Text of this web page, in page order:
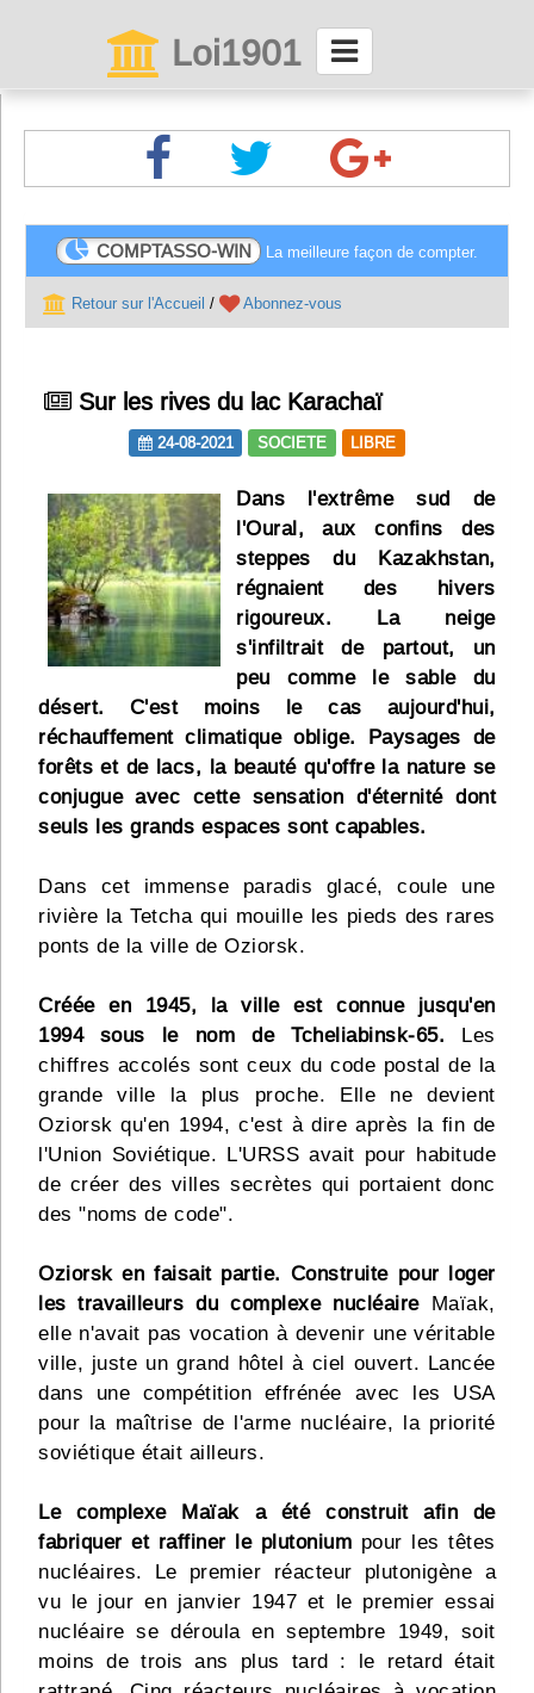
Loi1901
Abonnez-vous à LettrAsso
Menu général
Partager
VieAsso
Infos
Divers
Abo Lettrasso
Désabo Lettrasso
Nous contacter
COMPTASSO-WIN La meilleure façon de compter.
Retour sur l'Accueil / Abonnez-vous
Sur les rives du lac Karachaï
24-08-2021 SOCIETE LIBRE
Dans l'extrême sud de
l'Oural, aux confins des
steppes du Kazakhstan,
régnaient des hivers
rigoureux. La neige
s'infiltrait de partout, un
peu comme le sable du
désert. C'est moins le cas aujourd'hui,
réchauffement climatique oblige. Paysages de
forêts et de lacs, la beauté qu'offre la nature se
conjugue avec cette sensation d'éternité dont
seuls les grands espaces sont capables.
Dans cet immense paradis glacé, coule une
rivière la Tetcha qui mouille les pieds des rares
ponts de la ville de Oziorsk.
Créée en 1945, la ville est connue jusqu'en
1994 sous le nom de Tcheliabinsk-65. Les
chiffres accolés sont ceux du code postal de la
grande ville la plus proche. Elle ne devient
Oziorsk qu'en 1994, c'est à dire après la fin de
l'Union Soviétique. L'URSS avait pour habitude
de créer des villes secrètes qui portaient donc
des "noms de code".
Oziorsk en faisait partie. Construite pour loger
les travailleurs du complexe nucléaire Maïak,
elle n'avait pas vocation à devenir une véritable
ville, juste un grand hôtel à ciel ouvert. Lancée
dans une compétition effrénée avec les USA
pour la maîtrise de l'arme nucléaire, la priorité
soviétique était ailleurs.
Le complexe Maïak a été construit afin de
fabriquer et raffiner le plutonium pour les têtes
nucléaires. Le premier réacteur plutonigène a
vu le jour en janvier 1947 et le premier essai
nucléaire se déroula en septembre 1949, soit
moins de trois ans plus tard : le retard était